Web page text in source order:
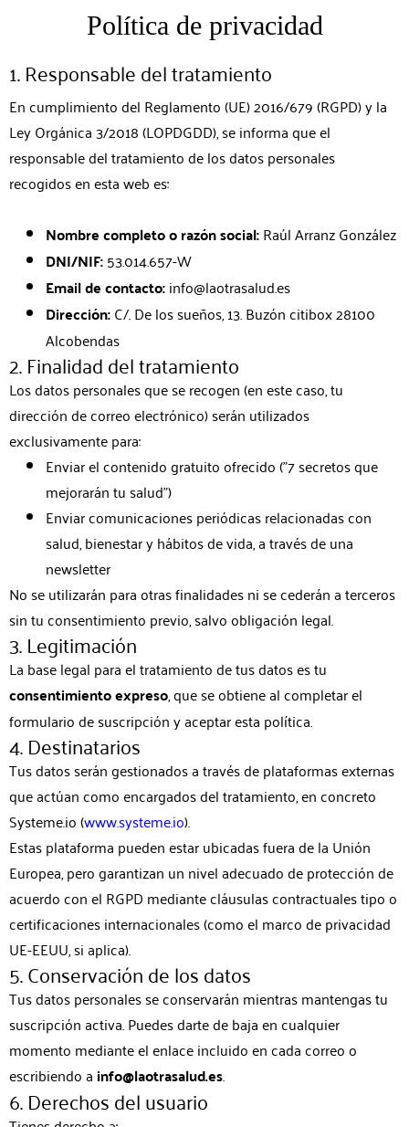
Política de privacidad
1. Responsable del tratamiento
En cumplimiento del Reglamento (UE) 2016/679 (RGPD) y la
Ley Orgánica 3/2018 (LOPDGDD), se informa que el
responsable del tratamiento de los datos personales
recogidos en esta web es:
Nombre completo o razón social:Raúl Arranz González
DNI/NIF:53.014.657-W
Email de contacto:info@laotrasalud.es
Dirección:C/. De los sueños, 13. Buzón citibox 28100
Alcobendas
2. Finalidad del tratamiento
Los datos personales que se recogen (en este caso, tu
dirección de correo electrónico) serán utilizados
exclusivamente para:
Enviar el contenido gratuito ofrecido ("7 secretos que
mejorarán tu salud")
Enviar comunicaciones periódicas relacionadas con
salud, bienestar y hábitos de vida, a través de una
newsletter
No se utilizarán para otras finalidades ni se cederán a terceros
sin tu consentimiento previo, salvo obligación legal.
3. Legitimación
La base legal para el tratamiento de tus datos es tu
consentimiento expreso, que se obtiene al completar el
formulario de suscripción y aceptar esta política.
4. Destinatarios
Tus datos serán gestionados a través de plataformas externas
que actúan como encargados del tratamiento, en concreto
Systeme.io (www.systeme.io).
Estas plataforma pueden estar ubicadas fuera de la Unión
Europea, pero garantizan un nivel adecuado de protección de
acuerdo con el RGPD mediante cláusulas contractuales tipo o
certificaciones internacionales (como el marco de privacidad
UE-EEUU, si aplica).
5. Conservación de los datos
Tus datos personales se conservarán mientras mantengas tu
suscripción activa. Puedes darte de baja en cualquier
momento mediante el enlace incluido en cada correo o
escribiendo a info@laotrasalud.es.
6. Derechos del usuario